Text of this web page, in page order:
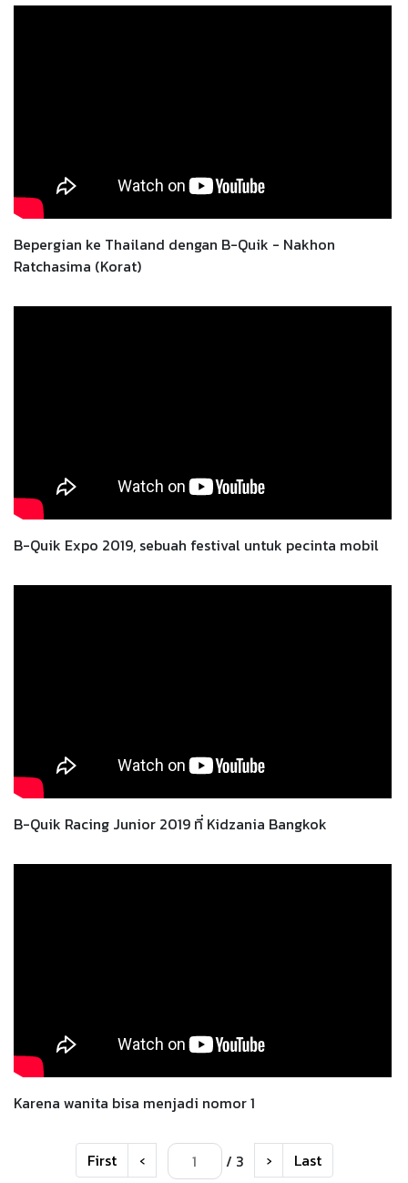
Bepergian ke Thailand dengan B-Quik - Nakhon
Ratchasima (Korat)
B-Quik Expo 2019, sebuah festival untuk pecinta mobil
B-Quik Racing Junior 2019 ที่ Kidzania Bangkok
Karena wanita bisa menjadi nomor 1
First ‹ / 3 › Last